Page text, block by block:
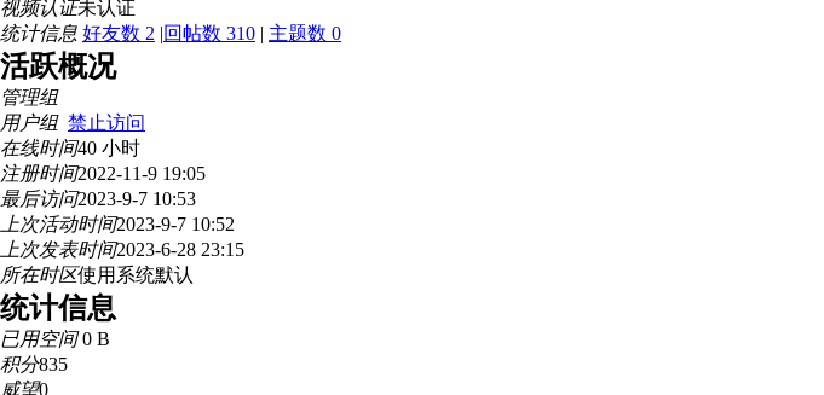
视频认证未认证
统计信息 好友数 2 |回帖数 310 | 主题数 0
活跃概况
管理组
用户组 禁止访问
在线时间40 小时
注册时间2022-11-9 19:05
最后访问2023-9-7 10:53
上次活动时间2023-9-7 10:52
上次发表时间2023-6-28 23:15
所在时区使用系统默认
统计信息
已用空间0 B
积分835
威望0